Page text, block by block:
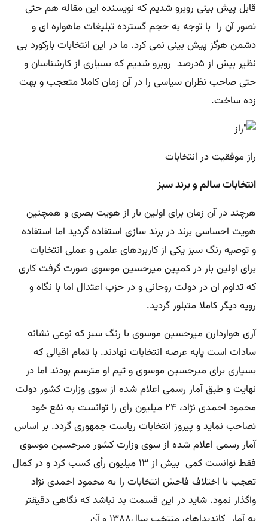
قابل پیش بینی روبرو شدیم که نویسنده این مقاله هم حتی
تصور آن را با توجه به حجم گسترده تبلیغات ماهواره ای و
دشمن هرگز پیش بینی نمی کرد. ما در این انتخابات بارکورد بی
نظیر بیش از ۵درصد روبرو شدیم که بسیاری از کارشناسان و
حتی صاحب نظران سیاسی را در آن زمان کاملا متعجب و بهت
زده ساخت.
راز موفقیت در انتخابات
انتخابات سالم و برند سبز
هرچند در آن زمان برای اولین بار از هویت بصری و همچنین
هویت احساسی برند در برند سازی استفاده گردید اما استفاده
و توصیه رنگ سبز یکی از کاربردهای علمی و عملی انتخابات
برای اولین بار در کمپین میرحسین موسوی صورت گرفت کاری
که تداوم ان در دولت روحانی و در حزب اعتدال اما با نگاه و
رویه دیگر کاملا متبلور گردید.
آری هواردارن میرحسین موسوی با رنگ سبز که نوعی نشانه
سادات است پابه عرصه انتخابات نهادند. با تمام اقبالی که
بسیاری برای میرحسین موسوی و تیم او مترسم بودند اما در
نهایت و طبق آمار رسمی اعلام شده از سوی وزارت کشور دولت
محمود احمدی نژاد، ۲۴ میلیون رأی را توانست به نفع خود
تصاحب نماید و پیروز انتخابات ریاست جمهوری گردد. بر اساس
آمار رسمی اعلام شده از سوی وزارت کشور میرحسین موسوی
فقط توانست کمی بیش از ۱۳ میلیون رأی کسب کرد و در کمال
تعجب با اختلاف فاحش انتخابات را به محمود احمدی نژاد
واگذار نمود. شاید در این قسمت بد نباشد که نگاهی دقیقتر